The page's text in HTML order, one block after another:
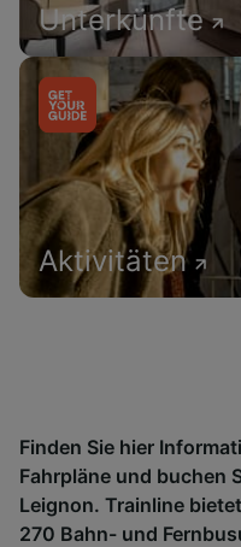
Unterkünfte
Aktivitäten
Finden Sie hier
Fahrpläne und buchen
Leignon. Trainline
270 Bahn- und